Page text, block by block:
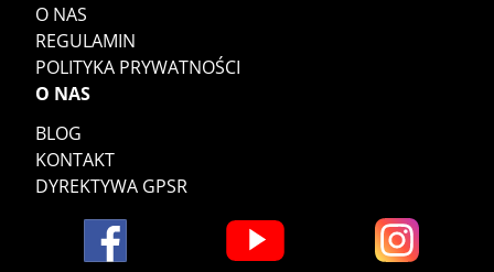
O NAS
REGULAMIN
POLITYKA PRYWATNOŚCI
O NAS
BLOG
KONTAKT
DYREKTYWA GPSR